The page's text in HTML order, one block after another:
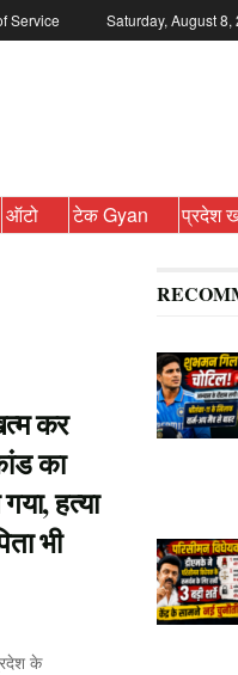
Service Saturday, August 8,
ऑटो टेक Gyan प्रदेश
कर
का
हत्या
भी
के